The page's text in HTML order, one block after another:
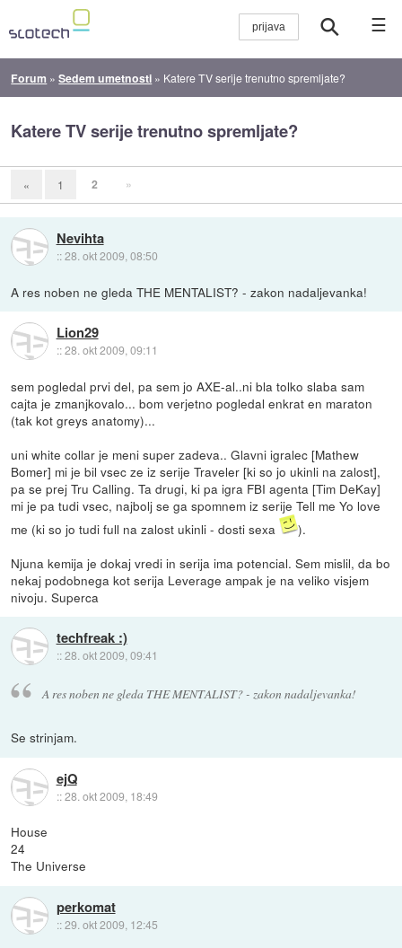
☰
Forum »Sedem umetnosti » Katere TV serije trenutno spremljate?
Katere TV serije trenutno spremljate?
« 1 2 »
Nevihta
::28. okt 2009, 08:50
A res noben ne gleda THE MENTALIST? - zakon nadaljevanka!
Lion29
::28. okt 2009, 09:11
sem pogledal prvi del, pa sem jo AXE-al..ni bla tolko slaba sam
cajta je zmanjkovalo... bom verjetno pogledal enkrat en maraton
(tak kot greys anatomy)...
uni white collar je meni super zadeva.. Glavni igralec [Mathew
Bomer] mi je bil vsec ze iz serije Traveler [ki so jo ukinli na zalost],
pa se prej Tru Calling. Ta drugi, ki pa igra FBI agenta [Tim DeKay]
mi je pa tudi vsec, najbolj se ga spomnem iz serije Tell me Yo love
me (ki so jo tudi full na zalost ukinli - dosti sexa
).
Njuna kemija je dokaj vredi in serija ima potencial. Sem mislil, da bo
nekaj podobnega kot serija Leverage ampak je na veliko visjem
nivoju. Superca
techfreak :)
::28. okt 2009, 09:41
A res noben ne gleda THE MENTALIST? - zakon nadaljevanka!
Se strinjam.
ejQ
::28. okt 2009, 18:49
House
24
The Universe
perkomat
::29. okt 2009, 12:45